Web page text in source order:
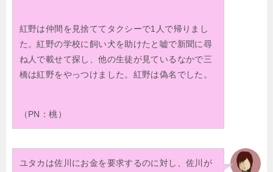
紅野は仲間を見捨ててタクシーで1人で帰りまし
た。紅野の学校に飼い犬を助けたと嘘で新聞に尋
ね人で載せて探し、他の生徒が見ているなかで三
橋は紅野をやっつけました。紅野は偽名でした。
（PN：桃）
ユタカは佐川にお金を要求するのに対し、佐川が